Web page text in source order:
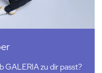
GALERIA zu dir passt?